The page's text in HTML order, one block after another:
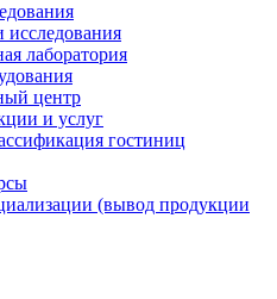
лаборатория
центр
и услуг
гостиниц
(вывод продукции